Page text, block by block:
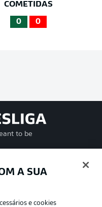
COMETIDAS
0 0
to be
A SUA
e cookies